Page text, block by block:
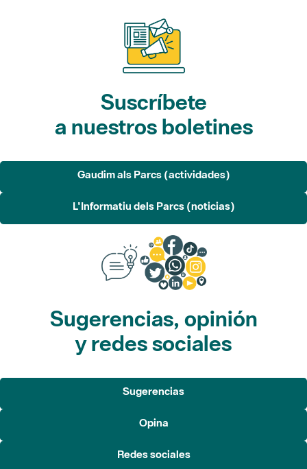
Suscríbete
a nuestros boletines
Gaudim als Parcs (actividades)
L'Informatiu dels Parcs (noticias)
Sugerencias, opinión
y redes sociales
Sugerencias
Opina
Redes sociales